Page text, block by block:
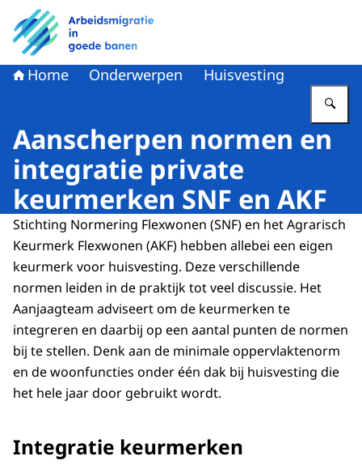
Naar de homepage van Arbeidsmigratie in goede banen
Home Onderwerpen Huisvesting
Aanscherpen normen en
integratie private
keurmerken SNF en AKF
Stichting Normering Flexwonen (SNF) en het Agrarisch
Keurmerk Flexwonen (AKF) hebben allebei een eigen
keurmerk voor huisvesting. Deze verschillende
normen leiden in de praktijk tot veel discussie. Het
Aanjaagteam adviseert om de keurmerken te
integreren en daarbij op een aantal punten de normen
bij te stellen. Denk aan de minimale oppervlaktenorm
en de woonfuncties onder één dak bij huisvesting die
het hele jaar door gebruikt wordt.
Integratie keurmerken